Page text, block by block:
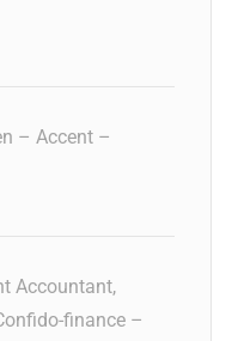
– Accent –
Accountant,
finance –